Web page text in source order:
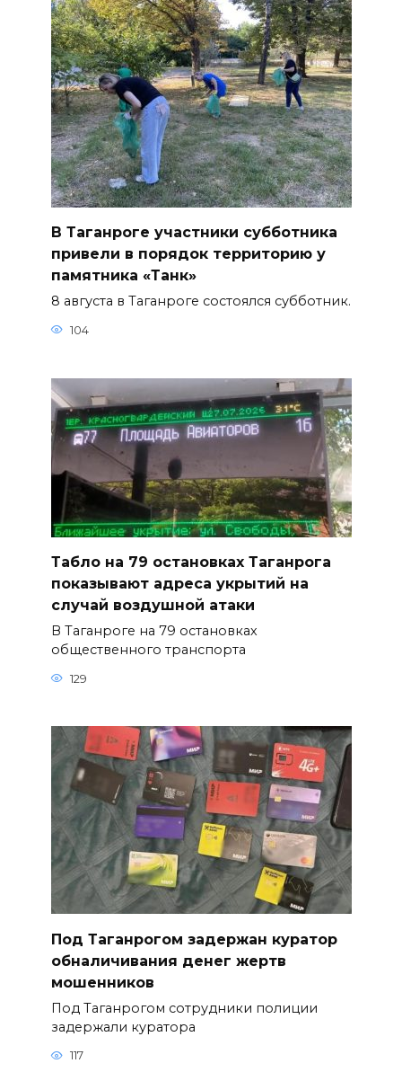
В Таганроге участники субботника
привели в порядок территорию у
памятника «Танк»
8 августа в Таганроге состоялся субботник.
104
Табло на 79 остановках Таганрога
показывают адреса укрытий на
случай воздушной атаки
В Таганроге на 79 остановках
общественного транспорта
129
Под Таганрогом задержан куратор
обналичивания денег жертв
мошенников
Под Таганрогом сотрудники полиции
задержали куратора
117